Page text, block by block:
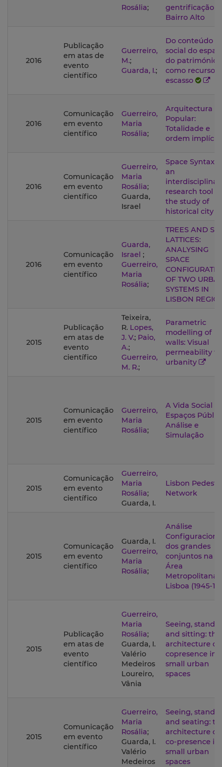
Rosália;
gentrificação
Bairro Alto
2016
Publicação
em atas de
evento
científico
Guerreiro,
M.;
Guarda, I.;
Do conteúdo
social do
do património
como recurso
escasso
2016
Comunicação
em evento
científico
Guerreiro,
Maria
Rosália;
Arquitectura
Popular:
Totalidade e
ordem
2016
Comunicação
em evento
científico
Guerreiro,
Maria
Rosália;
Guarda,
Israel
Space Syntax
an
research tool
the study of
historical city
2016
Comunicação
em evento
científico
Guarda,
Israel ;
Guerreiro,
Maria
Rosália;
TREES AND
LATTICES:
ANALYSING
SPACE
OF TWO
SYSTEMS IN
LISBON
2015
Publicação
em atas de
evento
científico
Teixeira,
R. Lopes,
J. V.; Paio,
A.;
Guerreiro,
M. R.;
Parametric
modelling of
walls: Visual
permeability to
urbanity
2015
Comunicação
em evento
científico
Guerreiro,
Maria
Rosália;
A Vida Social
Espaços
Análise e
Simulação
2015
Comunicação
em evento
científico
Guerreiro,
Maria
Rosália;
Guarda, I.
Lisbon
Network
2015
Comunicação
em evento
científico
Guarda, I.
Guerreiro,
Maria
Rosália;
Análise
dos grandes
conjuntos na
Área
Metropolitana
Lisboa (1945-
2015
Publicação
em atas de
evento
científico
Guerreiro,
Maria
Rosália;
Guarda, I.
Valério
Medeiros
Loureiro,
Vânia
Seeing,
and sitting: the
architecture of
copresence in
small urban
spaces
2015
Comunicação
em evento
científico
Guerreiro,
Maria
Rosália;
Guarda, I.
Valério
Medeiros
Seeing,
and seating:
architecture of
co-presence in
small urban
spaces